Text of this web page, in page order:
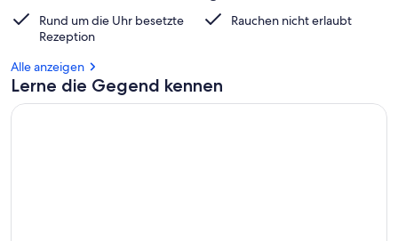
Rund um die Uhr besetzte
Rezeption
Rauchen nicht erlaubt
Alle anzeigen
Lerne die Gegend kennen